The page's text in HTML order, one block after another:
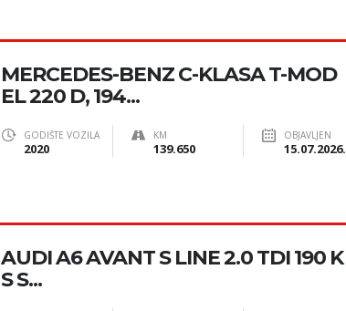
MERCEDES-BENZ C-KLASA T-MOD
EL 220 D, 194...
GODIŠTE VOZILA
2020
KM
139.650
OBJAVLJEN
15.07.2026.
AUDI A6 AVANT S LINE 2.0 TDI 190 K
S S...